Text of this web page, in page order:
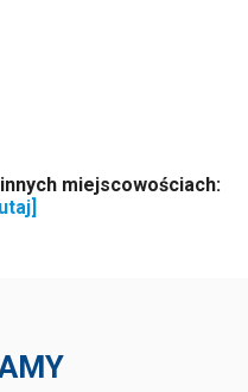
miejscowościach: